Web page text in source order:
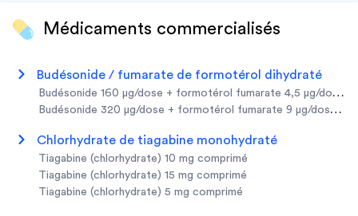
Médicaments commercialisés
budésonide / fumarate de formotérol dihydraté
budésonide 160 µg/dose + formotérol fumarate 4,5 µg/dose
budésonide 320 µg/dose + formotérol fumarate 9 µg/dose
chlorhydrate de tiagabine monohydraté
tiagabine (chlorhydrate) 10 mg comprimé
tiagabine (chlorhydrate) 15 mg comprimé
tiagabine (chlorhydrate) 5 mg comprimé